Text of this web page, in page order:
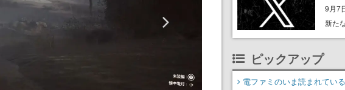
9月7
新た
「
ピックアップ
電ファミのいま読まれてい